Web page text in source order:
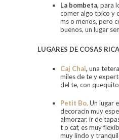
La bombeta, para
comer algo tpico y
ms o menos, pero
buenos, un lugar
LUGARES DE COSAS
Caj Chai, una
miles de te y
del te, con
Petit Bo, Un lugar
decoracin muy
almorzar, ir de
t o caf, es muy
muy lindo y